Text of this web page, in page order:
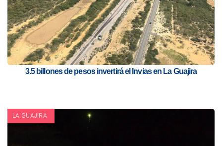
3.5 billones de pesos invertirá el Invias en La Guajira
LA GUAJIRA